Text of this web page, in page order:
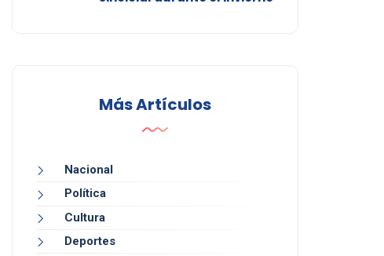
Más Artículos
Nacional
Política
Cultura
Deportes